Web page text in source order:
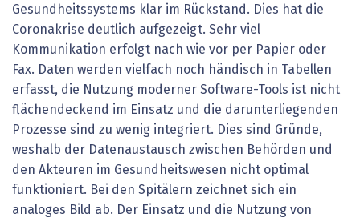
Gesundheitssystems klar im Rückstand. Dies hat die
Coronakrise deutlich aufgezeigt. Sehr viel
Kommunikation erfolgt nach wie vor per Papier oder
Fax. Daten werden vielfach noch händisch in Tabellen
erfasst, die Nutzung moderner Software-Tools ist nicht
flächendeckend im Einsatz und die darunterliegenden
Prozesse sind zu wenig integriert. Dies sind Gründe,
weshalb der Datenaustausch zwischen Behörden und
den Akteuren im Gesundheitswesen nicht optimal
funktioniert. Bei den Spitälern zeichnet sich ein
analoges Bild ab. Der Einsatz und die Nutzung von